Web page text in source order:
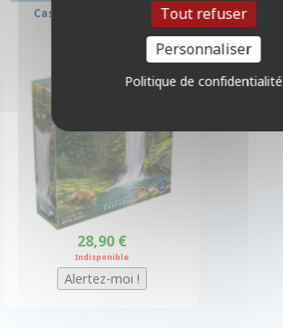
Cascadia - Paysages
28,90 €
Indisponible
Tout refuser
Personnaliser
Politique de confidentialité